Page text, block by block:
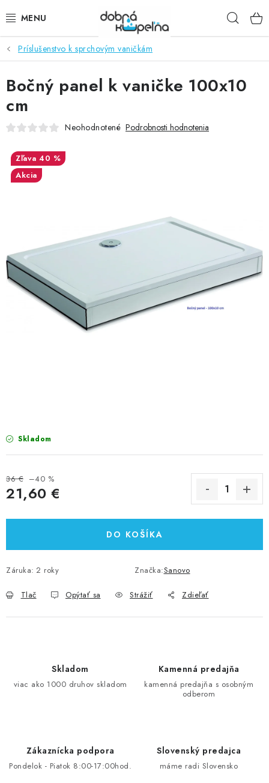
na
SPRCHOVÉ KÚTY
SPRCHOVÉ DVERE
BATÉRIE
KÚPEĽŇOVÝ NÁBYTOK
VÝPREDAJ
PRÍSLUŠENSTVO K SPRCHOVÝM KÚTOM A
NÁHRADNÉ DIELY
Príslušenstvo k sprchovým vaničkám
Skladom
36 € –40 %
21,60 €
DO KOŠÍKA
Záruka: 2 roky Značka:Sanovo
Tlač Opýtať sa Strážiť Zdieľať
Bočný panel k vaničke 100x10
cm
Neohodnotené Podrobnosti hodnotenia
40 %
Akcia
Skladom
viac ako 1000 druhov skladom
Kamenná predajňa
kamenná predajňa s osobným
odberom
Zákaznícka podpora
Pondelok - Piatok 8:00-17:00hod.
Slovenský predajca
máme radi Slovensko